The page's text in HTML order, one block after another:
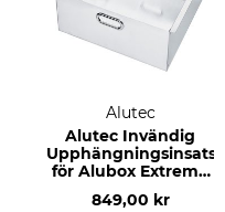
Alutec
Alutec Invändig
Upphängningsinsats
för Alubox Extreme
250–470 l
849,00 kr